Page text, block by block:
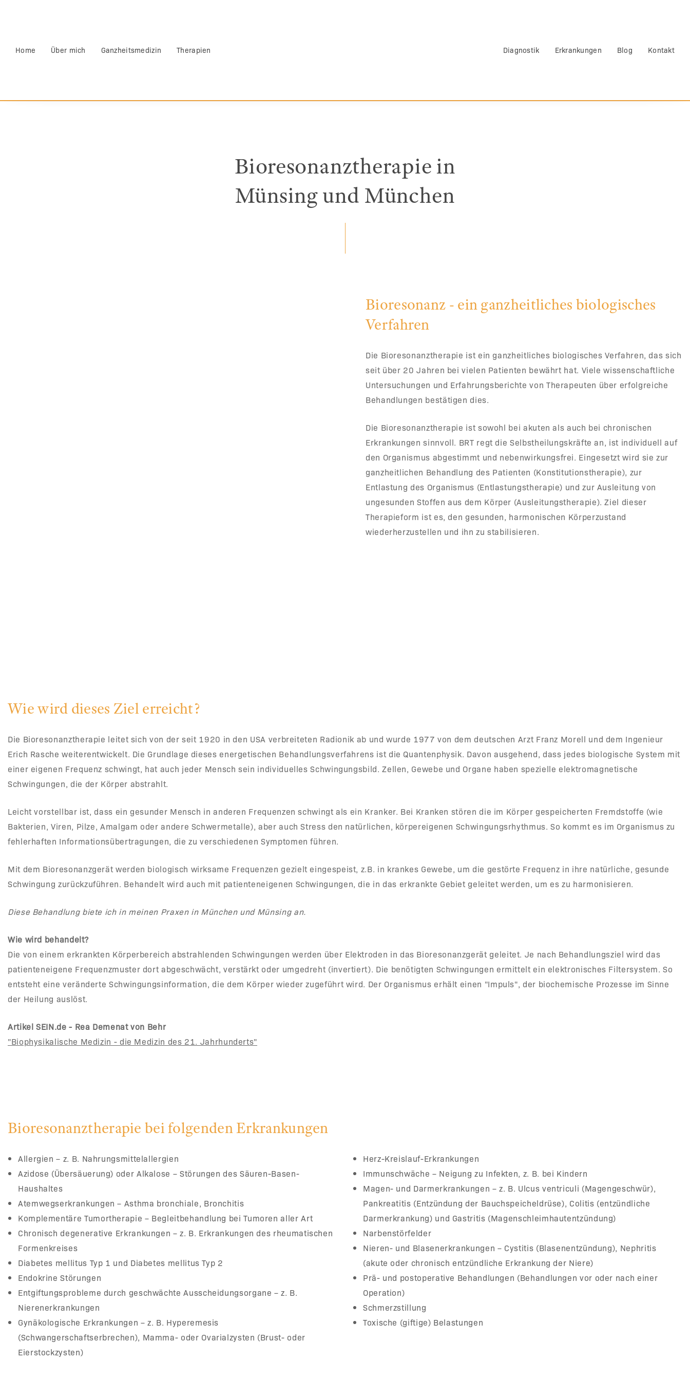
Home Über mich Ganzheitsmedizin Therapien Diagnostik Erkrankungen Blog Kontakt
Bioresonanztherapie in
Münsing und München
Bioresonanz - ein ganzheitliches biologisches
Verfahren
Die Bioresonanztherapie ist ein ganzheitliches biologisches Verfahren, das sich
seit über 20 Jahren bei vielen Patienten bewährt hat. Viele wissenschaftliche
Untersuchungen und Erfahrungsberichte von Therapeuten über erfolgreiche
Behandlungen bestätigen dies.
Die Bioresonanztherapie ist sowohl bei akuten als auch bei chronischen
Erkrankungen sinnvoll. BRT regt die Selbstheilungskräfte an, ist individuell auf
den Organismus abgestimmt und nebenwirkungsfrei. Eingesetzt wird sie zur
ganzheitlichen Behandlung des Patienten (Konstitutionstherapie), zur
Entlastung des Organismus (Entlastungstherapie) und zur Ausleitung von
ungesunden Stoffen aus dem Körper (Ausleitungstherapie). Ziel dieser
Therapieform ist es, den gesunden, harmonischen Körperzustand
wiederherzustellen und ihn zu stabilisieren.
Wie wird dieses Ziel erreicht?
Die Bioresonanztherapie leitet sich von der seit 1920 in den USA verbreiteten Radionik ab und wurde 1977 von dem deutschen Arzt Franz Morell und dem Ingenieur
Erich Rasche weiterentwickelt. Die Grundlage dieses energetischen Behandlungsverfahrens ist die Quantenphysik. Davon ausgehend, dass jedes biologische System mit
einer eigenen Frequenz schwingt, hat auch jeder Mensch sein individuelles Schwingungsbild. Zellen, Gewebe und Organe haben spezielle elektromagnetische
Schwingungen, die der Körper abstrahlt.
Leicht vorstellbar ist, dass ein gesunder Mensch in anderen Frequenzen schwingt als ein Kranker. Bei Kranken stören die im Körper gespeicherten Fremdstoffe (wie
Bakterien, Viren, Pilze, Amalgam oder andere Schwermetalle), aber auch Stress den natürlichen, körpereigenen Schwingungsrhythmus. So kommt es im Organismus zu
fehlerhaften Informationsübertragungen, die zu verschiedenen Symptomen führen.
Mit dem Bioresonanzgerät werden biologisch wirksame Frequenzen gezielt eingespeist, z.B. in krankes Gewebe, um die gestörte Frequenz in ihre natürliche, gesunde
Schwingung zurückzuführen. Behandelt wird auch mit patienteneigenen Schwingungen, die in das erkrankte Gebiet geleitet werden, um es zu harmonisieren.
Diese Behandlung biete ich in meinen Praxen in München und Münsing an.
Wie wird behandelt?
Die von einem erkrankten Körperbereich abstrahlenden Schwingungen werden über Elektroden in das Bioresonanzgerät geleitet. Je nach Behandlungsziel wird das
patienteneigene Frequenzmuster dort abgeschwächt, verstärkt oder umgedreht (invertiert). Die benötigten Schwingungen ermittelt ein elektronisches Filtersystem. So
entsteht eine veränderte Schwingungsinformation, die dem Körper wieder zugeführt wird. Der Organismus erhält einen "Impuls", der biochemische Prozesse im Sinne
der Heilung auslöst.
Artikel SEIN.de - Rea Demenat von Behr
"Biophysikalische Medizin - die Medizin des 21. Jahrhunderts"
Bioresonanztherapie bei folgenden Erkrankungen
Allergien – z. B. Nahrungsmittelallergien
Azidose (Übersäuerung) oder Alkalose – Störungen des Säuren-Basen-
Haushaltes
Atemwegserkrankungen – Asthma bronchiale, Bronchitis
Komplementäre Tumortherapie – Begleitbehandlung bei Tumoren aller Art
Chronisch degenerative Erkrankungen – z. B. Erkrankungen des rheumatischen
Formenkreises
Diabetes mellitus Typ 1 und Diabetes mellitus Typ 2
Endokrine Störungen
Entgiftungsprobleme durch geschwächte Ausscheidungsorgane – z. B.
Nierenerkrankungen
Gynäkologische Erkrankungen – z. B. Hyperemesis
(Schwangerschaftserbrechen), Mamma- oder Ovarialzysten (Brust- oder
Eierstockzysten)
Herz-Kreislauf-Erkrankungen
Immunschwäche – Neigung zu Infekten, z. B. bei Kindern
Magen- und Darmerkrankungen – z. B. Ulcus ventriculi (Magengeschwür),
Pankreatitis (Entzündung der Bauchspeicheldrüse), Colitis (entzündliche
Darmerkrankung) und Gastritis (Magenschleimhautentzündung)
Narbenstörfelder
Nieren- und Blasenerkrankungen – Cystitis (Blasenentzündung), Nephritis
(akute oder chronisch entzündliche Erkrankung der Niere)
Prä- und postoperative Behandlungen (Behandlungen vor oder nach einer
Operation)
Schmerzstillung
Toxische (giftige) Belastungen